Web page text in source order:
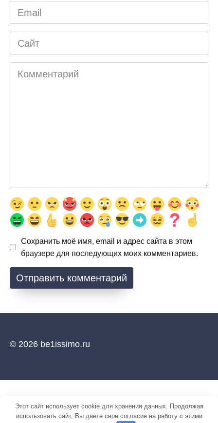
Email
*
Сайт
Комментарий
Сохранить моё имя, email и адрес сайта в этом
браузере для последующих моих комментариев.
© 2026 be1issimo.ru
Этот сайт использует cookie для хранения данных. Продолжая
использовать сайт, Вы даете свое согласие на работу с этими